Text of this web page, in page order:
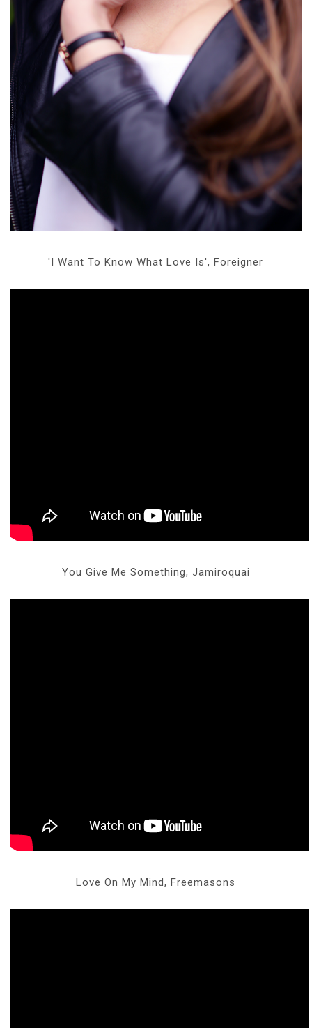
'I Want To Know What Love Is', Foreigner
You Give Me Something, Jamiroquai
Love On My Mind, Freemasons